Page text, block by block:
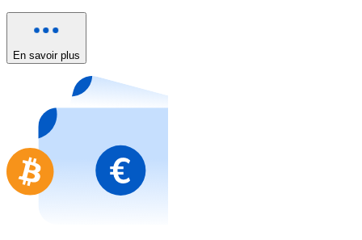
Acheter avec carte
Nouveau
Achetez des cartes-cadeaux de vos marques
Aller à la boutique de cartes-cadeaux
En savoir plus